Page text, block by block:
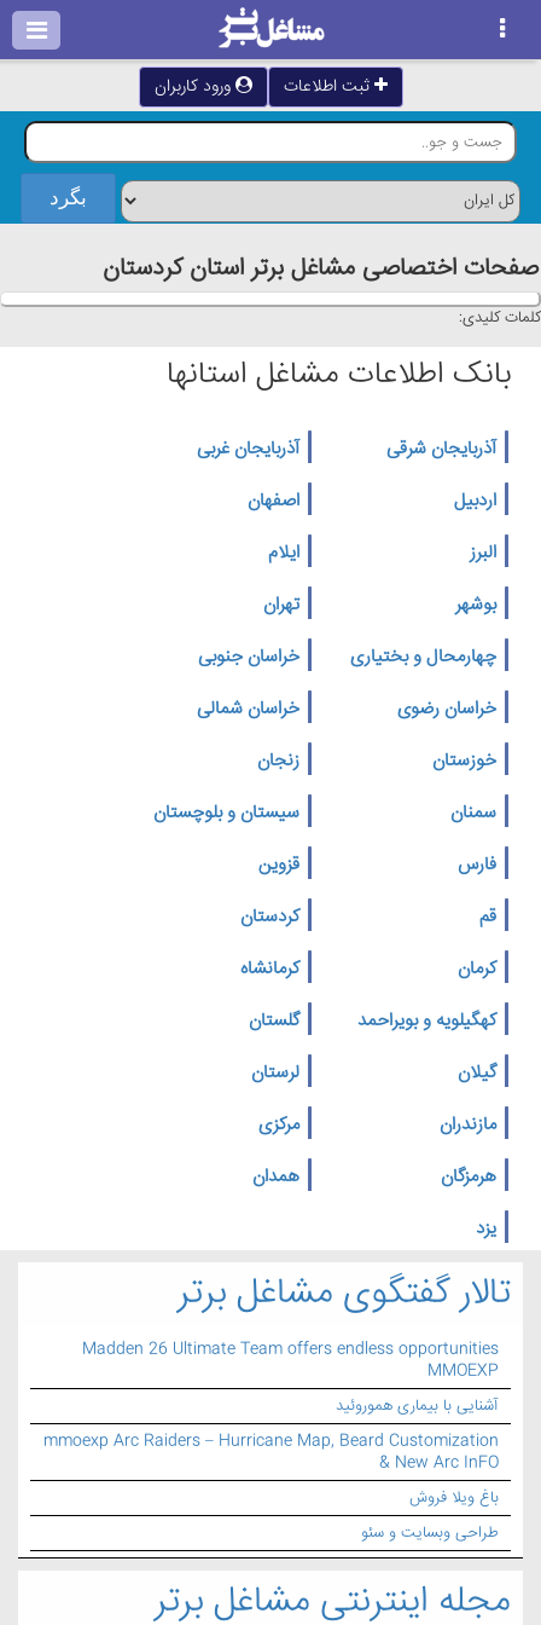
ثبت اطلاعات ورود کاربران
صفحات اختصاصی مشاغل برتر استان كردستان
کلمات کلیدی:
بانک اطلاعات مشاغل استانها
آذربایجان شرقی
آذربایجان غربی
اردبیل
اصفهان
البرز
ایلام
بوشهر
تهران
چهارمحال و بختیاری
خراسان جنوبی
خراسان رضوی
خراسان شمالی
خوزستان
زنجان
سمنان
سیستان و بلوچستان
فارس
قزوین
قم
کردستان
کرمان
کرمانشاه
کهگیلویه و بویراحمد
گلستان
گیلان
لرستان
مازندران
مرکزی
هرمزگان
همدان
یزد
تالار گفتگوی مشاغل برتر
Madden 26 Ultimate Team offers endless opportunities
MMOEXP
آشنایی با بیماری هموروئید
mmoexp Arc Raiders – Hurricane Map, Beard Customization
& New Arc InFO
باغ ویلا فروش
طراحی وبسایت و سئو
مجله اینترنتی مشاغل برتر